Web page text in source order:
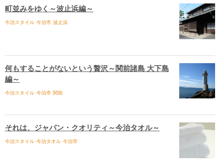
町並みをゆく～波止浜編～
今治スタイル 今治市 波止浜
何もすることがないという贅沢～関前諸島 大下島
編～
今治スタイル 今治市 関前
それは、ジャパン・クオリティ～今治タオル～
今治スタイル 今治タオル 今治市